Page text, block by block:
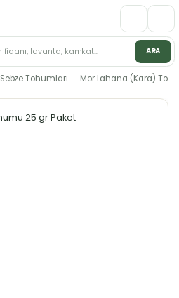
ARA
Sebze Tohumları Mor Lahana (Kara)